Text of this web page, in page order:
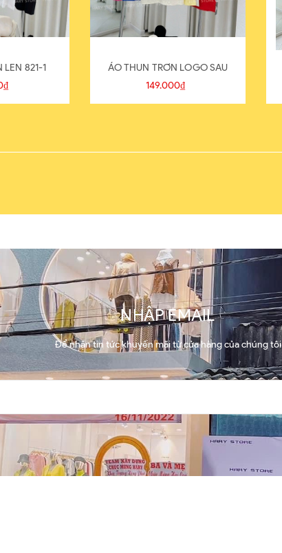
LEN 821-1
ÁO THUN TRƠN LOGO SAU
149.000₫
NHẬP EMAIL
Để nhận tin tức khuyến mãi từ cửa hàng của chúng tôi